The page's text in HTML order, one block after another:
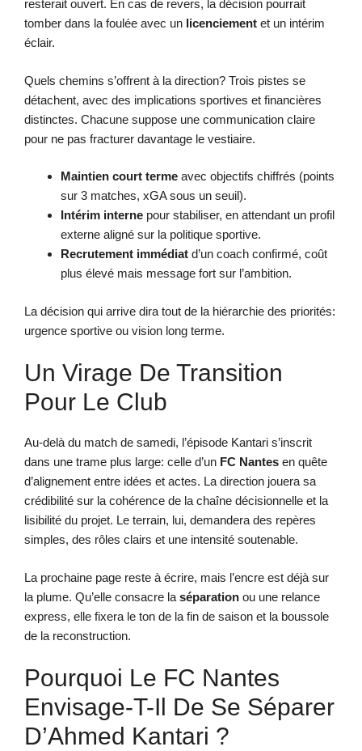
resterait ouvert. En cas de revers, la décision pourrait
tomber dans la foulée avec un licenciement et un intérim
éclair.
Quels chemins s’offrent à la direction? Trois pistes se
détachent, avec des implications sportives et financières
distinctes. Chacune suppose une communication claire
pour ne pas fracturer davantage le vestiaire.
Maintien court terme avec objectifs chiffrés (points
sur 3 matches, xGA sous un seuil).
Intérim interne pour stabiliser, en attendant un profil
externe aligné sur la politique sportive.
Recrutement immédiat d’un coach confirmé, coût
plus élevé mais message fort sur l’ambition.
La décision qui arrive dira tout de la hiérarchie des priorités:
urgence sportive ou vision long terme.
Un Virage De Transition
Pour Le Club
Au-delà du match de samedi, l’épisode Kantari s’inscrit
dans une trame plus large: celle d’un FC Nantes en quête
d’alignement entre idées et actes. La direction jouera sa
crédibilité sur la cohérence de la chaîne décisionnelle et la
lisibilité du projet. Le terrain, lui, demandera des repères
simples, des rôles clairs et une intensité soutenable.
La prochaine page reste à écrire, mais l’encre est déjà sur
la plume. Qu’elle consacre la séparation ou une relance
express, elle fixera le ton de la fin de saison et la boussole
de la reconstruction.
Pourquoi Le FC Nantes
Envisage-T-Il De Se Séparer
D’Ahmed Kantari ?